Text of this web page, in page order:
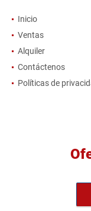
Inicio
Ventas
Alquiler
Contáctenos
Políticas de